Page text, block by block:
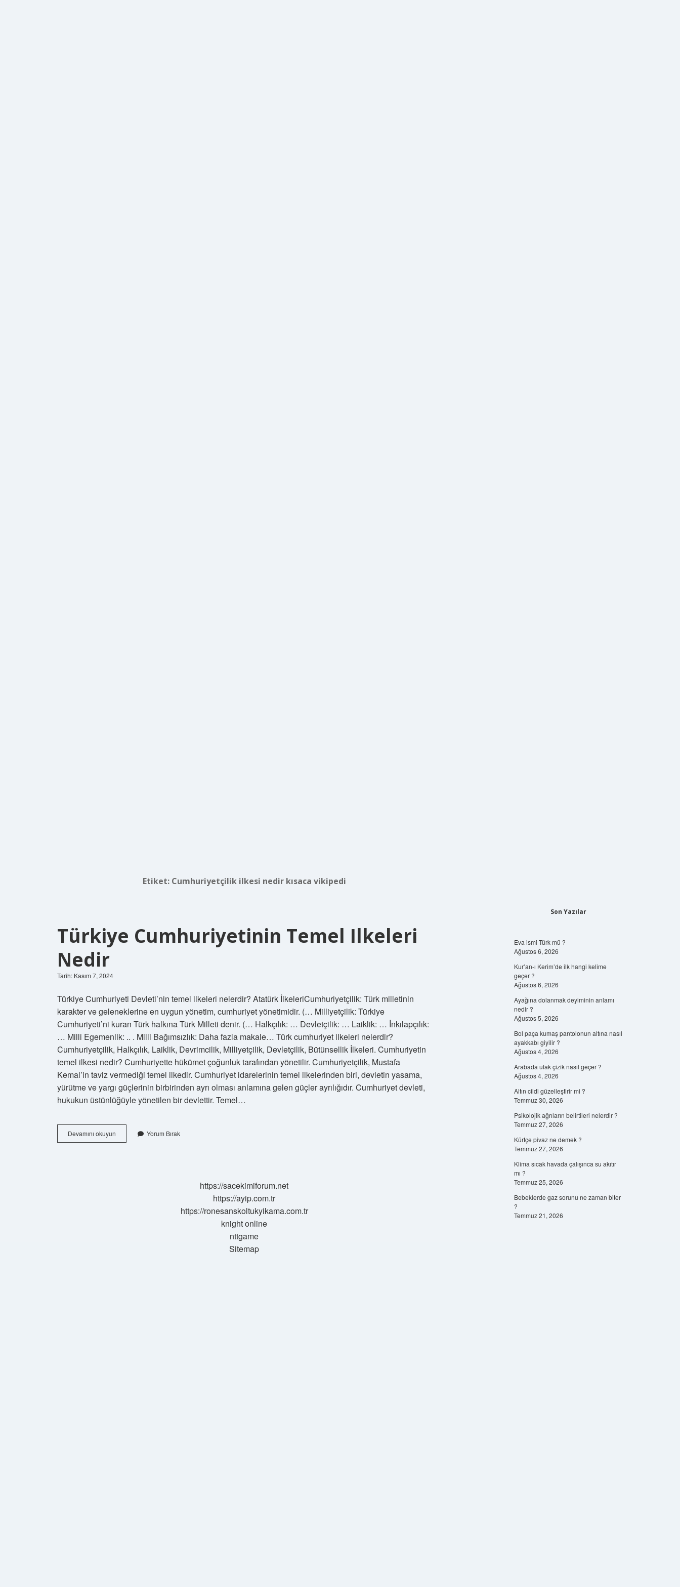
Etiket: Cumhuriyetçilik ilkesi nedir kısaca vikipedi
Türkiye Cumhuriyetinin Temel Ilkeleri
Nedir
Tarih: Kasım 7, 2024
Türkiye Cumhuriyeti Devleti’nin temel ilkeleri nelerdir? Atatürk İlkeleriCumhuriyetçilik: Türk milletinin
karakter ve geleneklerine en uygun yönetim, cumhuriyet yönetimidir. (… Milliyetçilik: Türkiye
Cumhuriyeti’ni kuran Türk halkına Türk Milleti denir. (… Halkçılık: … Devletçilik: … Laiklik: … İnkılapçılık:
… Milli Egemenlik: .. . Milli Bağımsızlık: Daha fazla makale… Türk cumhuriyet ilkeleri nelerdir?
Cumhuriyetçilik, Halkçılık, Laiklik, Devrimcilik, Milliyetçilik, Devletçilik, Bütünsellik İlkeleri. Cumhuriyetin
temel ilkesi nedir? Cumhuriyette hükümet çoğunluk tarafından yönetilir. Cumhuriyetçilik, Mustafa
Kemal’in taviz vermediği temel ilkedir. Cumhuriyet idarelerinin temel ilkelerinden biri, devletin yasama,
yürütme ve yargı güçlerinin birbirinden ayrı olması anlamına gelen güçler ayrılığıdır. Cumhuriyet devleti,
hukukun üstünlüğüyle yönetilen bir devlettir. Temel…
Devamını okuyun
Cumhuriyetinin
Yorum Bırak
https://sacekimiforum.net
https://ayip.com.tr
https://ronesanskoltukyikama.com.tr
knight online
nttgame
Sitemap
Son Yazılar
Eva ismi Türk mü ?
Ağustos 6, 2026
Kur’an-ı Kerim’de ilk hangi kelime
geçer ?
Ağustos 6, 2026
Ayağına dolanmak deyiminin anlamı
nedir ?
Ağustos 5, 2026
Bol paça kumaş pantolonun altına nasıl
ayakkabı giyilir ?
Ağustos 4, 2026
Arabada ufak çizik nasıl geçer ?
Ağustos 4, 2026
Altın cildi güzelleştirir mi ?
Temmuz 30, 2026
Psikolojik ağrıların belirtileri nelerdir ?
Temmuz 27, 2026
Kürtçe pivaz ne demek ?
Temmuz 27, 2026
Klima sıcak havada çalışınca su akıtır
mı ?
Temmuz 25, 2026
Bebeklerde gaz sorunu ne zaman biter
?
Temmuz 21, 2026